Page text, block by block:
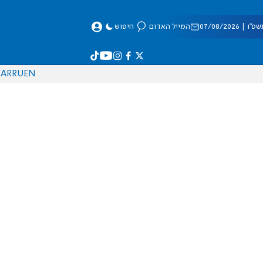
08/2026 המייל האדום חיפוש
EN
RU
AR